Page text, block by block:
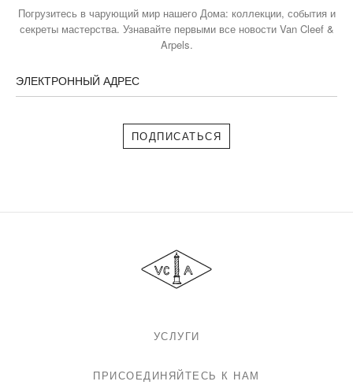
Погрузитесь в чарующий мир нашего Дома: коллекции, события и
секреты мастерства. Узнавайте первыми все новости Van Cleef &
Arpels.
ЭЛЕКТРОННЫЙ АДРЕС
&
Arpels
УСЛУГИ
ПРИСОЕДИНЯЙТЕСЬ К НАМ